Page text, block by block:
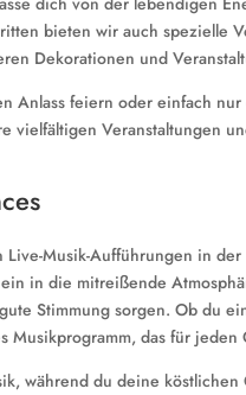
bieten wir auch spezielle
Dekorationen und
Anlass feiern oder einfach
vielfältigen Veranstaltungen
Musik-Aufführungen in
in die mitreißende
Stimmung sorgen. Ob du
das für jeden
während du deine